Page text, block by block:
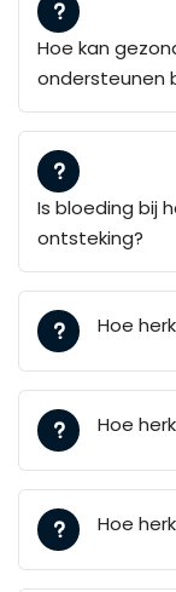
Hoe kan
ondersteunen
Is bloeding bij
ontsteking?
Hoe
Hoe
Hoe